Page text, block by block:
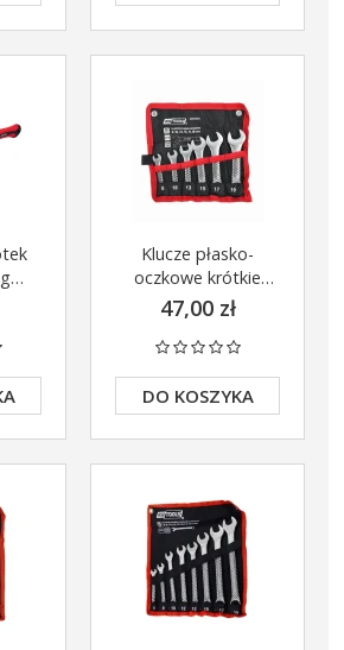
Klucze płasko-
oczkowe krótkie
AWTools 6el 8-
19mm
47,00 zł
DO KOSZYKA